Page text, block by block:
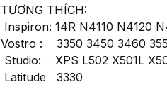
TƯƠNG THÍCH:
Inspiron: 14R N4110 N4120
Vostro : 3350 3450 3460
Studio: XPS L502 X501L
Latitude 3330